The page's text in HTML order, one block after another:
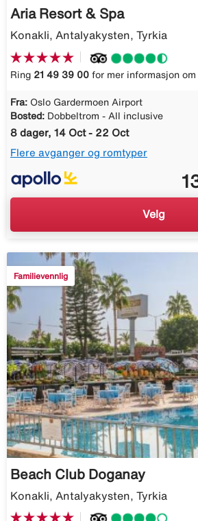
Aria Resort & Spa
Konakli, Antalyakysten, Tyrkia
Ring 21 49 39 00 for mer informasjon om
Fra: Oslo Gardermoen Airport
Bosted: Dobbeltrom - All inclusive
8 dager, 14 Oct - 22 Oct
Flere avganger og romtyper
Velg
Familievennlig
Beach Club Doganay
Konakli, Antalyakysten, Tyrkia